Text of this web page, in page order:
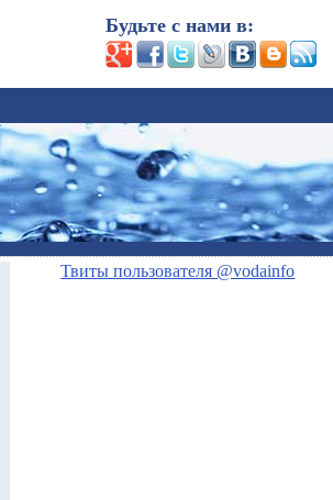
Будьте с нами в:
Твиты пользователя @vodainfo